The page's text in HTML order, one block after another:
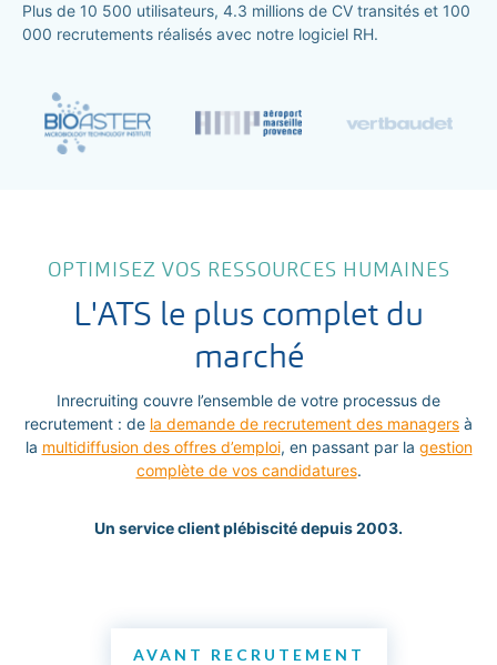
Plus de 10 500 utilisateurs, 4.3 millions de CV transités et 100
000 recrutements réalisés avec notre logiciel RH.
OPTIMISEZ VOS RESSOURCES HUMAINES
L'ATS le plus complet du
marché
Inrecruiting couvre l’ensemble de votre processus de
recrutement : de la demande de recrutement des managers à
la multidiffusion des offres d’emploi, en passant par la gestion
complète de vos candidatures.
Un service client plébiscité depuis 2003.
AVANT RECRUTEMENT